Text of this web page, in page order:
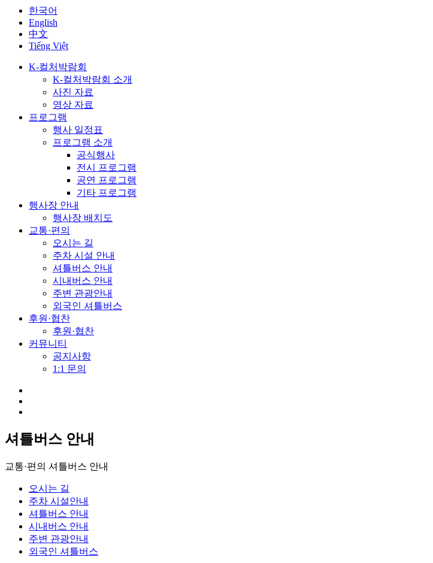
한국어
English
中文
Tiếng Việt
K-컬처박람회
K-컬처박람회 소개
사진 자료
영상 자료
프로그램
행사 일정표
프로그램 소개
공식행사
전시 프로그램
공연 프로그램
기타 프로그램
행사장 안내
행사장 배치도
교통·편의
오시는 길
주차 시설 안내
셔틀버스 안내
시내버스 안내
주변 관광안내
외국인 셔틀버스
후원·협찬
후원·협찬
커뮤니티
공지사항
1:1 문의
셔틀버스 안내
교통·편의 셔틀버스 안내
오시는 길
주차 시설안내
셔틀버스 안내
시내버스 안내
주변 관광안내
외국인 셔틀버스